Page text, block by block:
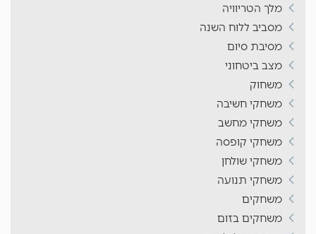
מלך הטריוויה
מסביב ללוח השנה
מסיבת סיום
מצב ביטחוני
משחוק
משחקי חשיבה
משחקי מחשב
משחקי קופסה
משחקי שולחן
משחקי תנועה
משחקים
משחקים בזום